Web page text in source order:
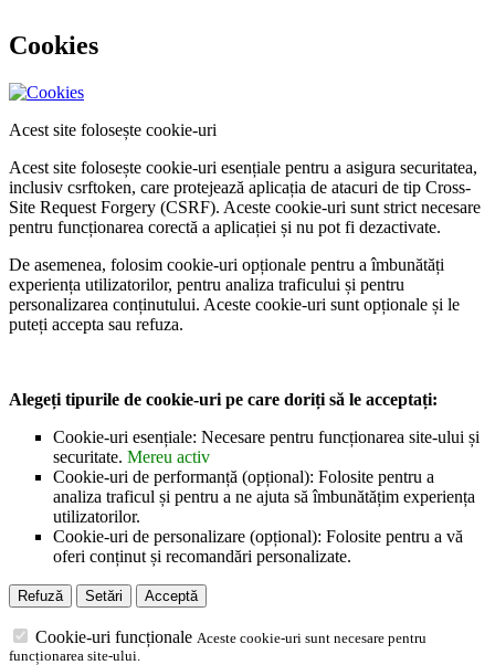
Cookies
Acest site folosește cookie-uri
Acest site folosește cookie-uri esențiale pentru a asigura securitatea,
inclusiv csrftoken, care protejează aplicația de atacuri de tip Cross-
Site Request Forgery (CSRF). Aceste cookie-uri sunt strict necesare
pentru funcționarea corectă a aplicației și nu pot fi dezactivate.
De asemenea, folosim cookie-uri opționale pentru a îmbunătăți
experiența utilizatorilor, pentru analiza traficului și pentru
personalizarea conținutului. Aceste cookie-uri sunt opționale și le
puteți accepta sau refuza.
Alegeți tipurile de cookie-uri pe care doriți să le acceptați:
Cookie-uri esențiale: Necesare pentru funcționarea site-ului și
securitate. Mereu activ
Cookie-uri de performanță (opțional): Folosite pentru a
analiza traficul și pentru a ne ajuta să îmbunătățim experiența
utilizatorilor.
Cookie-uri de personalizare (opțional): Folosite pentru a vă
oferi conținut și recomandări personalizate.
Refuză Setări Acceptă
Cookie-uri funcționale Aceste cookie-uri sunt necesare pentru
funcționarea site-ului.